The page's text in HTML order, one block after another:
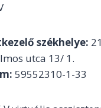
székhelye:
utca 13/ 1.
59552310-1-33